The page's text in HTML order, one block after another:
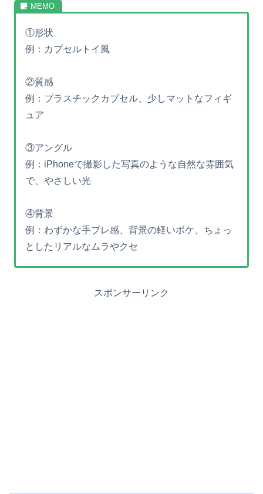
①形状
例：カプセルトイ風
②質感
例：プラスチックカプセル、少しマットなフィギ
ュア
③アングル
例：iPhoneで撮影した写真のような自然な雰囲気
で、やさしい光
④背景
例：わずかな手ブレ感、背景の軽いボケ、ちょっ
としたリアルなムラやクセ
スポンサーリンク